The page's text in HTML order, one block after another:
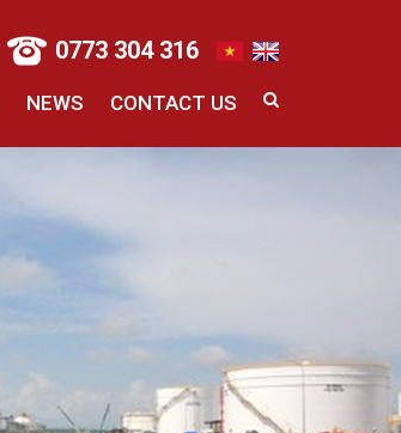
0773 304 316
NEWS CONTACT US